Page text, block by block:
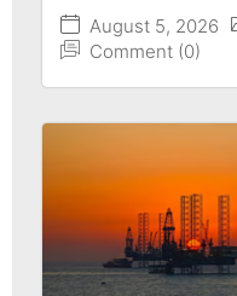
August 5, 2026
Comment (0)